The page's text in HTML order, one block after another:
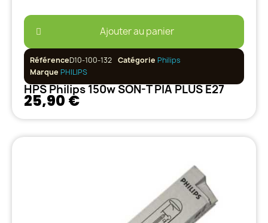
Ajouter au panier
RéférenceD10-100-132 Catégorie Philips
Marque PHILIPS
HPS Philips 150w SON-T PIA PLUS E27
25,90 €